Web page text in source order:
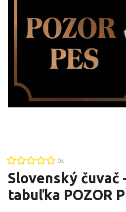
0x
Slovenský čuvač
tabuľka POZOR